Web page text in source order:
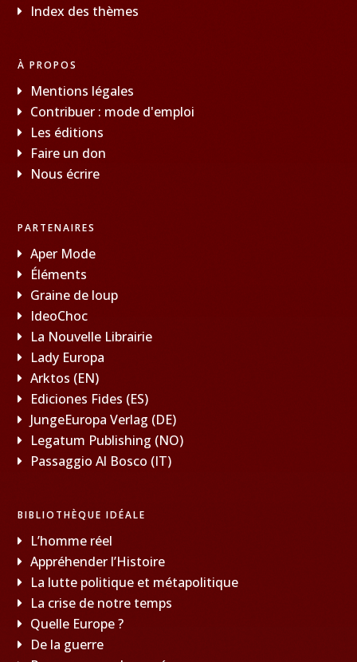
Index des thèmes
À PROPOS
Mentions légales
Contribuer : mode d'emploi
Les éditions
Faire un don
Nous écrire
PARTENAIRES
Aper Mode
Éléments
Graine de loup
IdeoChoc
La Nouvelle Librairie
Lady Europa
Arktos (EN)
Ediciones Fides (ES)
JungeEuropa Verlag (DE)
Legatum Publishing (NO)
Passaggio Al Bosco (IT)
BIBLIOTHÈQUE IDÉALE
L’homme réel
Appréhender l’Histoire
La lutte politique et métapolitique
La crise de notre temps
Quelle Europe ?
De la guerre